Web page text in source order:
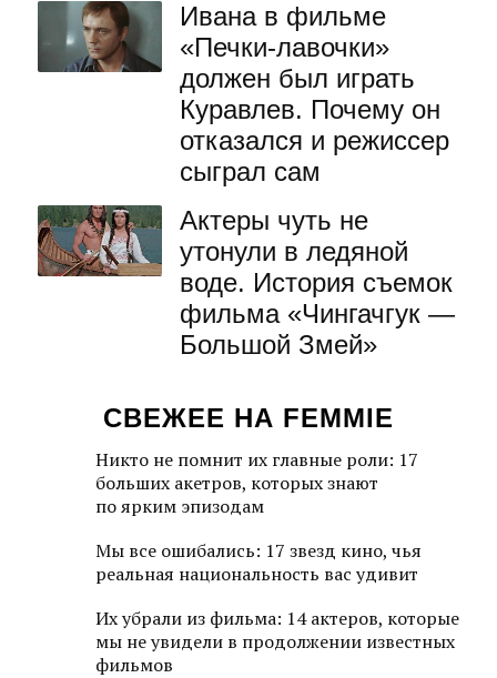
Ивана в фильме
«Печки-лавочки»
должен был играть
Куравлев. Почему он
отказался и режиссер
сыграл сам
Актеры чуть не
утонули в ледяной
воде. История съемок
фильма «Чингачгук —
Большой Змей»
СВЕЖЕЕ НА FEMMIE
Никто не помнит их главные роли: 17
больших акетров, которых знают
по ярким эпизодам
Мы все ошибались: 17 звезд кино, чья
реальная национальность вас удивит
Их убрали из фильма: 14 актеров, которые
мы не увидели в продолжении известных
фильмов